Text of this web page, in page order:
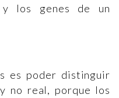
los genes de un
es poder distinguir
no real, porque los